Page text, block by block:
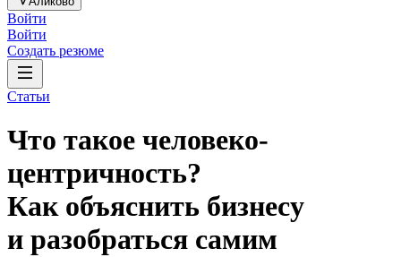
Войти
Войти
Создать резюме
Статьи
Что такое человеко­
центричность?
Как объяснить бизнесу
и разобраться самим